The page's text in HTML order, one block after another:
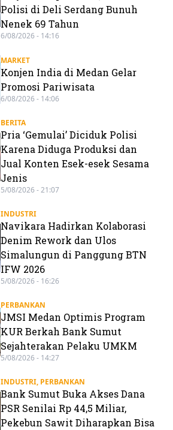
Polisi di Deli Serdang Bunuh
Nenek 69 Tahun
6/08/2026 - 14:16
MARKET
Konjen India di Medan Gelar
Promosi Pariwisata
6/08/2026 - 14:06
BERITA
Pria ‘Gemulai’ Diciduk Polisi
Karena Diduga Produksi dan
Jual Konten Esek-esek Sesama
Jenis
5/08/2026 - 21:07
INDUSTRI
Navikara Hadirkan Kolaborasi
Denim Rework dan Ulos
Simalungun di Panggung BTN
IFW 2026
5/08/2026 - 16:26
PERBANKAN
JMSI Medan Optimis Program
KUR Berkah Bank Sumut
Sejahterakan Pelaku UMKM
5/08/2026 - 14:27
INDUSTRI, PERBANKAN
Bank Sumut Buka Akses Dana
PSR Senilai Rp 44,5 Miliar,
Pekebun Sawit Diharapkan Bisa